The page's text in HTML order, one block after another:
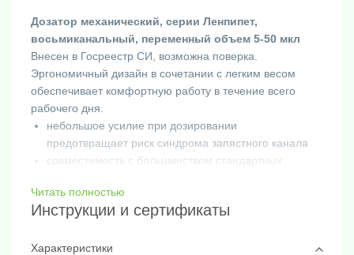
Дозатор механический, серии Ленпипет,
восьмиканальный, переменный объем 5-50 мкл
Внесен в Госреестр СИ, возможна поверка.
Эргономичный дизайн в сочетании с легким весом
обеспечивает комфортную работу в течение всего
рабочего дня.
небольшое усилие при дозировании
предотвращает риск синдрома запястного канала
совместимость с большинством стандартных
автоклавируемая нижняя часть дозатора
химически стойкий материал рукоятки,устойчивый
4-х разрядный дисплей
Читать полностью
Инструкции и сертификаты
Характеристики